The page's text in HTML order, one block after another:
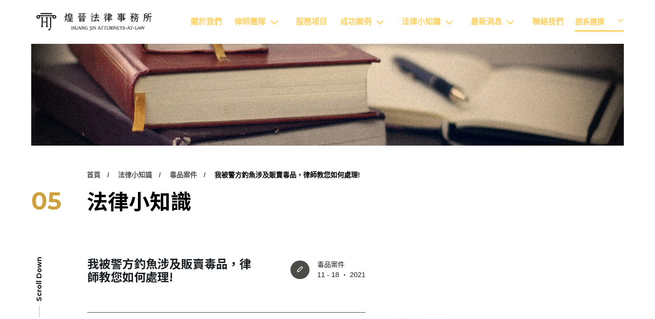
語系選擇
關於我們 律師團隊 服務項目 成功案例 法律小知識 最新消息 聯絡我們
05
首頁 法律小知識 毒品案件 我被警方釣魚涉及販賣毒品，律師教您如何處理!
法律小知識
Scroll Down 我被警方釣魚涉及販賣毒品，律
師教您如何處理!
毒品案件
11 - 18 ‧ 2021